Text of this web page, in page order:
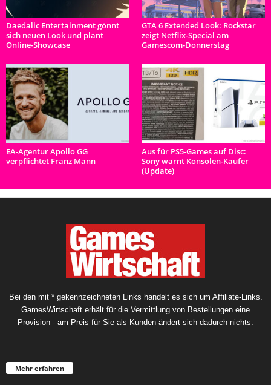
Daedalic Entertainment gönnt
sich neuen Look und plant
Online-Showcase
GTA 6 Extended Look: Rockstar
zeigt Netflix-Special am
Gamescom-Donnerstag
EA-Agentur Apollo GG
verpflichtet Franz Mann
Aus für PS5-Games auf Disc:
Sony warnt Konsolen-Käufer
(Update)
Bei den mit * gekennzeichneten Links handelt es sich um Affiliate-Links.
GamesWirtschaft erhält für die Vermittlung von Bestellungen eine
Provision - am Preis für Sie als Kunden ändert sich dadurch nichts.
Mehr erfahren